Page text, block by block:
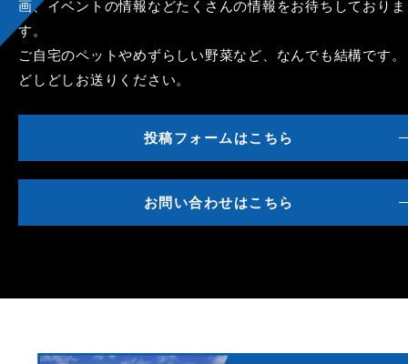
画、イベントの情報などたくさんの情報をお待ちしておりま
す。
ご自宅のペットやめずらしい野菜など、なんでも結構です。
どしどしお送りください。
投稿フォームはこちら
お問い合わせはこちら